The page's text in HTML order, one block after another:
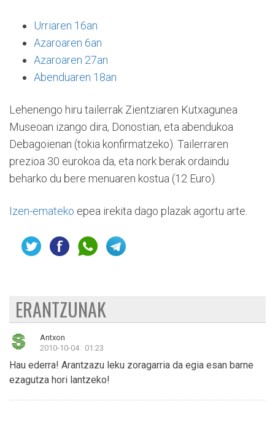
Urriaren 16an
Azaroaren 6an
Azaroaren 27an
Abenduaren 18an
Lehenengo hiru tailerrak Zientziaren Kutxagunea
Museoan izango dira, Donostian, eta abendukoa
Debagoienan (tokia konfirmatzeko). Tailerraren
prezioa 30 eurokoa da, eta nork berak ordaindu
beharko du bere menuaren kostua (12 Euro).
Izen-emateko epea irekita dago plazak agortu arte.
ERANTZUNAK
Antxon
2010-10-04 : 01:23
Hau ederra! Arantzazu leku zoragarria da egia esan barne
ezagutza hori lantzeko!